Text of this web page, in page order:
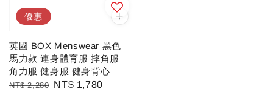
優惠
英國 BOX Menswear 黑色
馬力款 連身體育服 摔角服
角力服 健身服 健身背心
Regular
NT$ 2,280 Sale
NT$ 1,780